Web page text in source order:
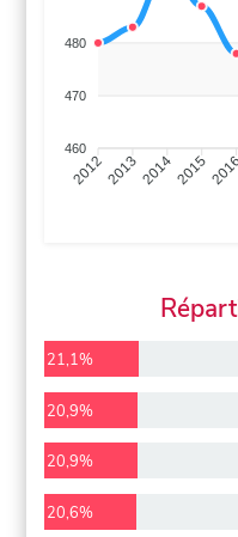
480
470
460
2012201320142015
21,1%
20,9%
20,9%
20,6%